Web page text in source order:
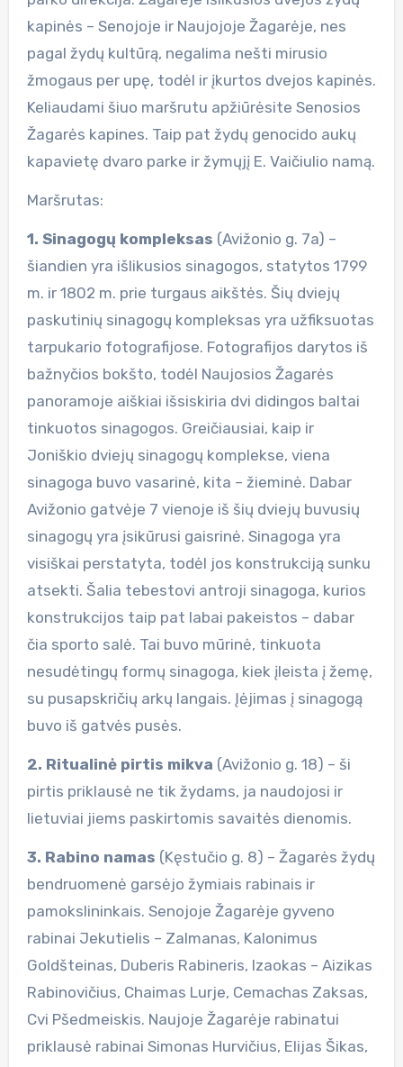
kapinės – Senojoje ir Naujojoje Žagarėje, nes
pagal žydų kultūrą, negalima nešti mirusio
žmogaus per upę, todėl ir įkurtos dvejos kapinės.
Keliaudami šiuo maršrutu apžiūrėsite Senosios
Žagarės kapines. Taip pat žydų genocido aukų
kapavietę dvaro parke ir žymųjį E. Vaičiulio namą.
Maršrutas:
1. Sinagogų kompleksas (Avižonio g. 7a) –
šiandien yra išlikusios sinagogos, statytos 1799
m. ir 1802 m. prie turgaus aikštės. Šių dviejų
paskutinių sinagogų kompleksas yra užfiksuotas
tarpukario fotografijose. Fotografijos darytos iš
bažnyčios bokšto, todėl Naujosios Žagarės
panoramoje aiškiai išsiskiria dvi didingos baltai
tinkuotos sinagogos. Greičiausiai, kaip ir
Joniškio dviejų sinagogų komplekse, viena
sinagoga buvo vasarinė, kita – žieminė. Dabar
Avižonio gatvėje 7 vienoje iš šių dviejų buvusių
sinagogų yra įsikūrusi gaisrinė. Sinagoga yra
visiškai perstatyta, todėl jos konstrukciją sunku
atsekti. Šalia tebestovi antroji sinagoga, kurios
konstrukcijos taip pat labai pakeistos – dabar
čia sporto salė. Tai buvo mūrinė, tinkuota
nesudėtingų formų sinagoga, kiek įleista į žemę,
su pusapskričių arkų langais. Įėjimas į sinagogą
buvo iš gatvės pusės.
2. Ritualinė pirtis mikva (Avižonio g. 18) – ši
pirtis priklausė ne tik žydams, ja naudojosi ir
lietuviai jiems paskirtomis savaitės dienomis.
3. Rabino namas (Kęstučio g. 8) – Žagarės žydų
bendruomenė garsėjo žymiais rabinais ir
pamokslininkais. Senojoje Žagarėje gyveno
rabinai Jekutielis – Zalmanas, Kalonimus
Goldšteinas, Duberis Rabineris, Izaokas – Aizikas
Rabinovičius, Chaimas Lurje, Cemachas Zaksas,
Cvi Pšedmeiskis. Naujoje Žagarėje rabinatui
priklausė rabinai Simonas Hurvičius, Elijas Šikas,